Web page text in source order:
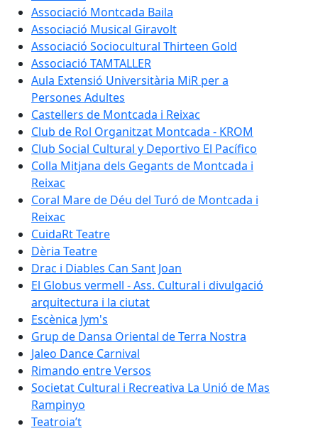
Associació Montcada Baila
Associació Musical Giravolt
Associació Sociocultural Thirteen Gold
Associació TAMTALLER
Aula Extensió Universitària MiR per a
Persones Adultes
Castellers de Montcada i Reixac
Club de Rol Organitzat Montcada - KROM
Club Social Cultural y Deportivo El Pacífico
Colla Mitjana dels Gegants de Montcada i
Reixac
Coral Mare de Déu del Turó de Montcada i
Reixac
CuidaRt Teatre
Dèria Teatre
Drac i Diables Can Sant Joan
El Globus vermell - Ass. Cultural i divulgació
arquitectura i la ciutat
Escènica Jym's
Grup de Dansa Oriental de Terra Nostra
Jaleo Dance Carnival
Rimando entre Versos
Societat Cultural i Recreativa La Unió de Mas
Rampinyo
Teatroia’t